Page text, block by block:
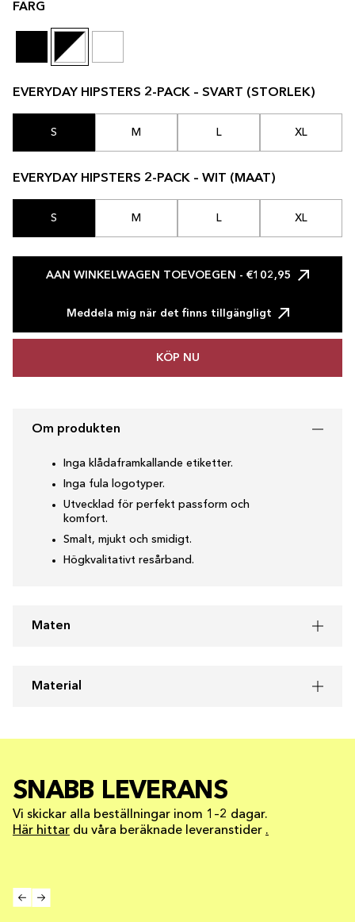
FÄRG
EVERYDAY HIPSTERS 2-PACK – SVART (STORLEK)
S M L XL
EVERYDAY HIPSTERS 2-PACK – WIT (MAAT)
S M L XL
AAN WINKELWAGEN TOEVOEGEN - €102,95
Meddela mig när det finns tillgängligt
KÖP NU
Om produkten
Inga klådaframkallande etiketter.
Inga fula logotyper.
Utvecklad för perfekt passform och
komfort.
Smalt, mjukt och smidigt.
Högkvalitativt resårband.
Maten
Material
SNABB LEVERANS
Vi skickar alla beställningar inom 1–2 dagar.
Här hittar du våra beräknade leveranstider .